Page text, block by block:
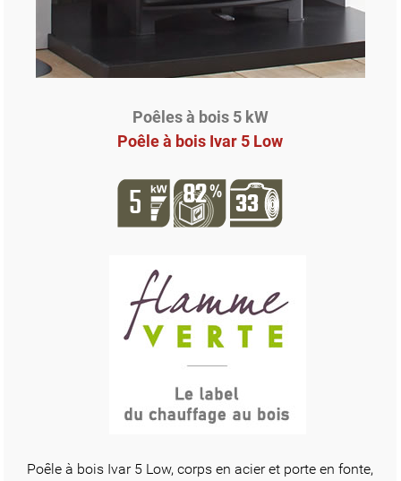
Poêles à bois 5 kW
Poêle à bois Ivar 5 Low
Poêle à bois Ivar 5 Low, corps en acier et porte en fonte,